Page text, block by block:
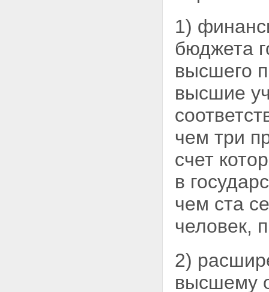
1)
бюджета
высшего
высшие
чем три
счет
в
чем ста
человек,
2)
высшему